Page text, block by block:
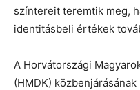
színtereit teremtik meg,
identitásbeli értékek
A Horvátországi
(HMDK)